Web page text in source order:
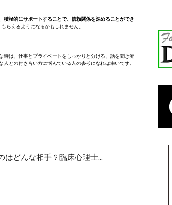
積極的にサポートすることで、信頼関係を深めることができ
らえるようになるかもしれません。
は、仕事とプライベートをしっかりと分ける、話を聞き流
との付き合い方に悩んでいる人の参考になれば幸いです。
はどんな相手？臨床心理士…